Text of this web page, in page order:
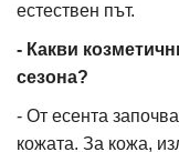
естествен път.
- Какви
сезона?
- От есента
кожата. За кожа,